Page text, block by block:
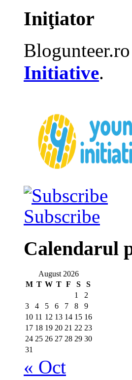
Iniţiator
Initiative.
Subscribe
Calendarul
August 2026
M T W T F S
S
1
2
3
4 5 6 7 8
9
10 11 12 13 14 15 16
17 18 19 20 21 22 23
24 25 26 27 28 29 30
31
« Oct